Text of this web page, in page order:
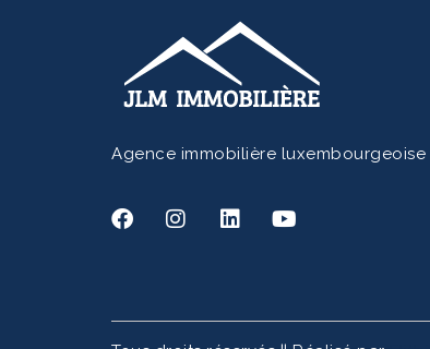
Agence immobilière luxembourgeoise